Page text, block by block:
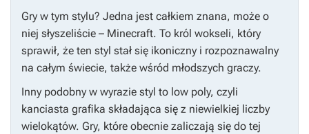
Gry w tym stylu? Jedna jest całkiem znana, może o
niej słyszeliście – Minecraft. To król wokseli, który
sprawił, że ten styl stał się ikoniczny i rozpoznawalny
na całym świecie, także wśród młodszych graczy.
Inny podobny w wyrazie styl to low poly, czyli
kanciasta grafika składająca się z niewielkiej liczby
wielokątów. Gry, które obecnie zaliczają się do tej